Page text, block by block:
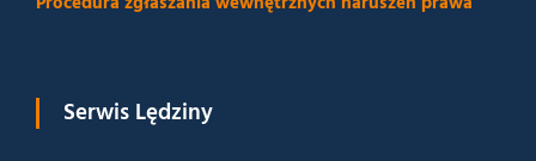
Serwis Lędziny